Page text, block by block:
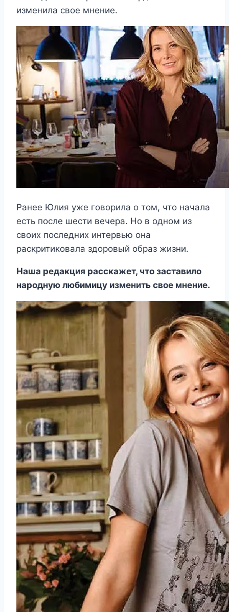
изменила свое мнение.
Ранее Юлия уже говорила о том, что начала
есть после шести вечера. Но в одном из
своих последних интервью она
раскритиковала здоровый образ жизни.
Наша редакция расскажет, что заставило
народную любимицу изменить свое мнение.